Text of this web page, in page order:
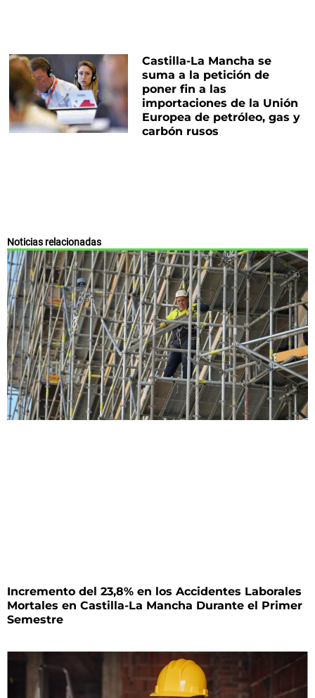
Castilla-La Mancha se
suma a la petición de
poner fin a las
importaciones de la Unión
Europea de petróleo, gas y
carbón rusos
Noticias relacionadas
Incremento del 23,8% en los Accidentes Laborales
Mortales en Castilla-La Mancha Durante el Primer
Semestre